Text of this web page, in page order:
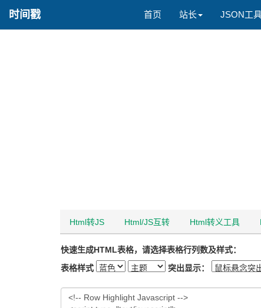
时间戳 首页 站长 JSON工
Html转JS Html/JS互转 Html转义工具
快速生成HTML表格，请选择表格行列数及样式：
表格样式
突出显示：